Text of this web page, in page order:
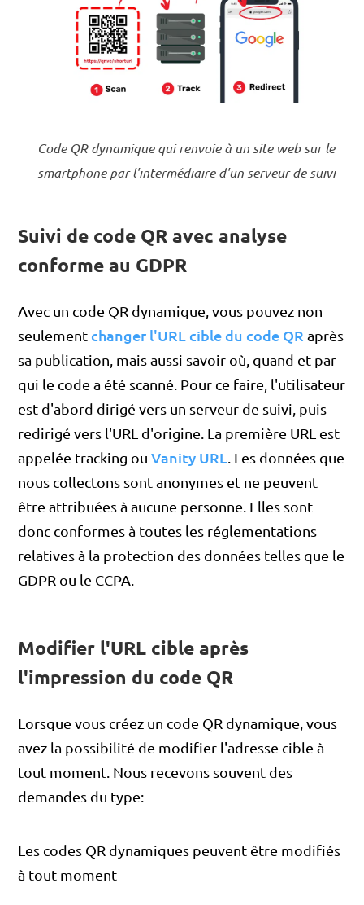
Code QR dynamique qui renvoie à un site web sur le
smartphone par l'intermédiaire d'un serveur de suivi
Suivi de code QR avec analyse
conforme au GDPR
Avec un code QR dynamique, vous pouvez non
seulement changer l'URL cible du code QR après
sa publication, mais aussi savoir où, quand et par
qui le code a été scanné. Pour ce faire, l'utilisateur
est d'abord dirigé vers un serveur de suivi, puis
redirigé vers l'URL d'origine. La première URL est
appelée tracking ouVanity URL. Les données que
nous collectons sont anonymes et ne peuvent
être attribuées à aucune personne. Elles sont
donc conformes à toutes les réglementations
relatives à la protection des données telles que le
GDPR ou le CCPA.
Modifier l'URL cible après
l'impression du code QR
Lorsque vous créez un code QR dynamique, vous
avez la possibilité de modifier l'adresse cible à
tout moment. Nous recevons souvent des
demandes du type:
Les codes QR dynamiques peuvent être modifiés
à tout moment